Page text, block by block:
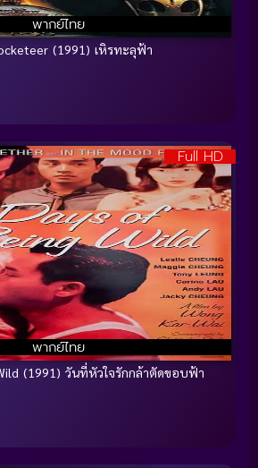
พากย์ไทย
(1991) เหิรทะลุฟ้า
Full HD
พากย์ไทย
(1991) วันที่หัวใจรักกล้าตัดขอบฟ้า